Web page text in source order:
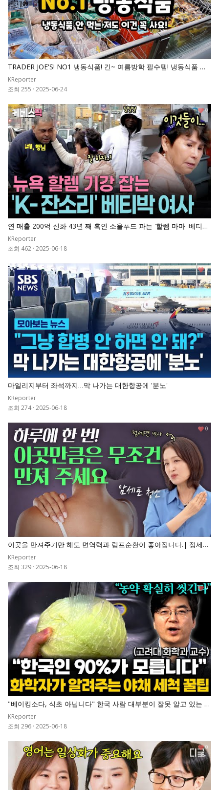
TRADER JOE'S! NO1 냉동식품! 긴~ 여름방학 필수템! 냉동식품 피
하는 저도 이건 꼭 사요!
KReporter
조회 255 · 2025-06-24
연 매출 200억 신화 43년 째 흑인 소울푸드 파는 '할렘 마마' 베티박
ㅣ KBS 크레이지 리치 코리안
KReporter
조회 462 · 2025-06-18
0
마일리지부터 좌석까지…막 나가는 대한항공에 '분노'
KReporter
조회 274 · 2025-06-18
0
이곳을 만져주기만 해도 면역력과 림프순환이 좋아집니다.| 정세연
의 라이프연구소
KReporter
조회 329 · 2025-06-18
0
"베이킹소다, 식초 아닙니다" 한국 사람 대부분이 잘못 알고 있는 과
일 세척법
KReporter
조회 296 · 2025-06-18
0
0